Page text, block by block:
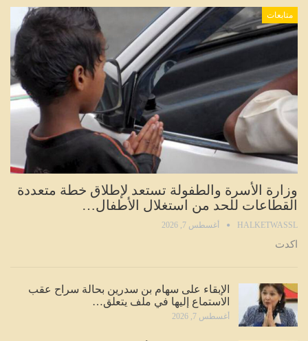
متابعات
وزارة الأسرة والطفولة تستعد لإطلاق خطة متعددة
القطاعات للحد من استغلال الأطفال…
HALKETWASSL أغسطس 7, 2026
اكدت
الإبقاء على سهام بن سدرين بحالة سراح عقب
الاستماع إليها في ملف يتعلق…
أغسطس 7, 2026